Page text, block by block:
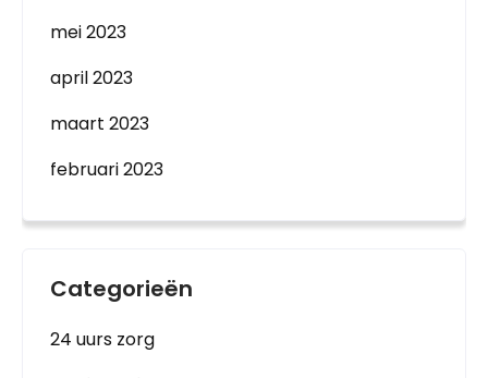
mei 2023
april 2023
maart 2023
februari 2023
Categorieën
24 uurs zorg